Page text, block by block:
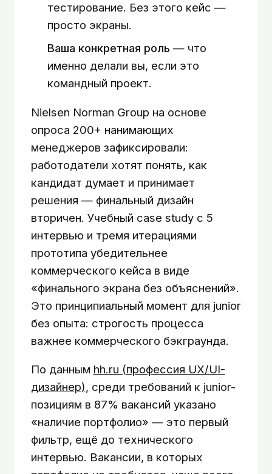
тестирование. Без этого кейс —
просто экраны.
Ваша конкретная роль — что
именно делали вы, если это
командный проект.
Nielsen Norman Group на основе
опроса 200+ нанимающих
менеджеров зафиксировали:
работодатели хотят понять, как
кандидат думает и принимает
решения — финальный дизайн
вторичен. Учебный case study с 5
интервью и тремя итерациями
прототипа убедительнее
коммерческого кейса в виде
«финального экрана без объяснений».
Это принципиальный момент для junior
без опыта: строгость процесса
важнее коммерческого бэкграунда.
По данным hh.ru (профессия UX/UI-
дизайнер), среди требований к junior-
позициям в 87% вакансий указано
«наличие портфолио» — это первый
фильтр, ещё до технического
интервью. Вакансии, в которых